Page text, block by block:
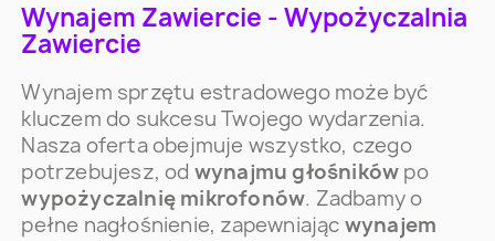
Wynajem Zawiercie - Wypożyczalnia
Zawiercie
Wynajem sprzętu estradowego może być
kluczem do sukcesu Twojego wydarzenia.
Nasza oferta obejmuje wszystko, czego
potrzebujesz, od wynajmu głośników po
wypożyczalnię mikrofonów. Zadbamy o
pełne nagłośnienie, zapewniając wynajem